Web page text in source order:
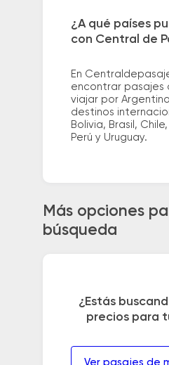
¿A qué países
con Central de
En
encontrar pasajes
viajar por
destinos
Bolivia, Brasil,
Perú y Uruguay.
Más opciones
búsqueda
¿Estás
precios para
Ver pasajes de